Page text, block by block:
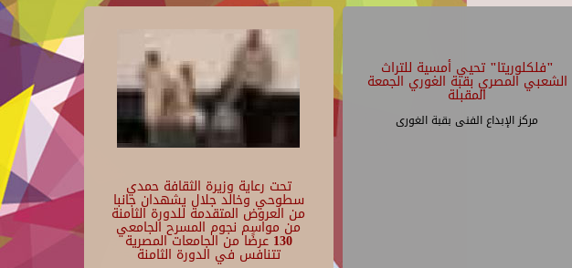
تحت رعاية وزيرة الثقافة حمدي
سطوحي وخالد جلال يشهدان جانبا
من العروض المتقدمة للدورة الثامنة
من مواسم نجوم المسرح الجامعي
130 عرضًا من الجامعات المصرية
تتنافس في الدورة الثامنة
"فلكلوريتا" تحيي أمسية للتراث
الشعبي المصري بقبة الغوري الجمعة
المقبلة
مركز الإبداع الفنى بقبة الغورى